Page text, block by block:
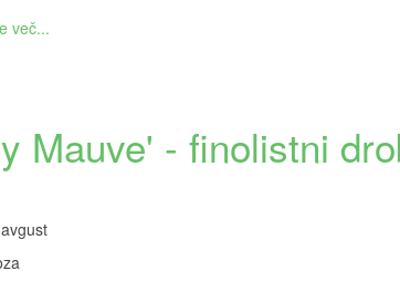
več...
Mauve' - finolistni